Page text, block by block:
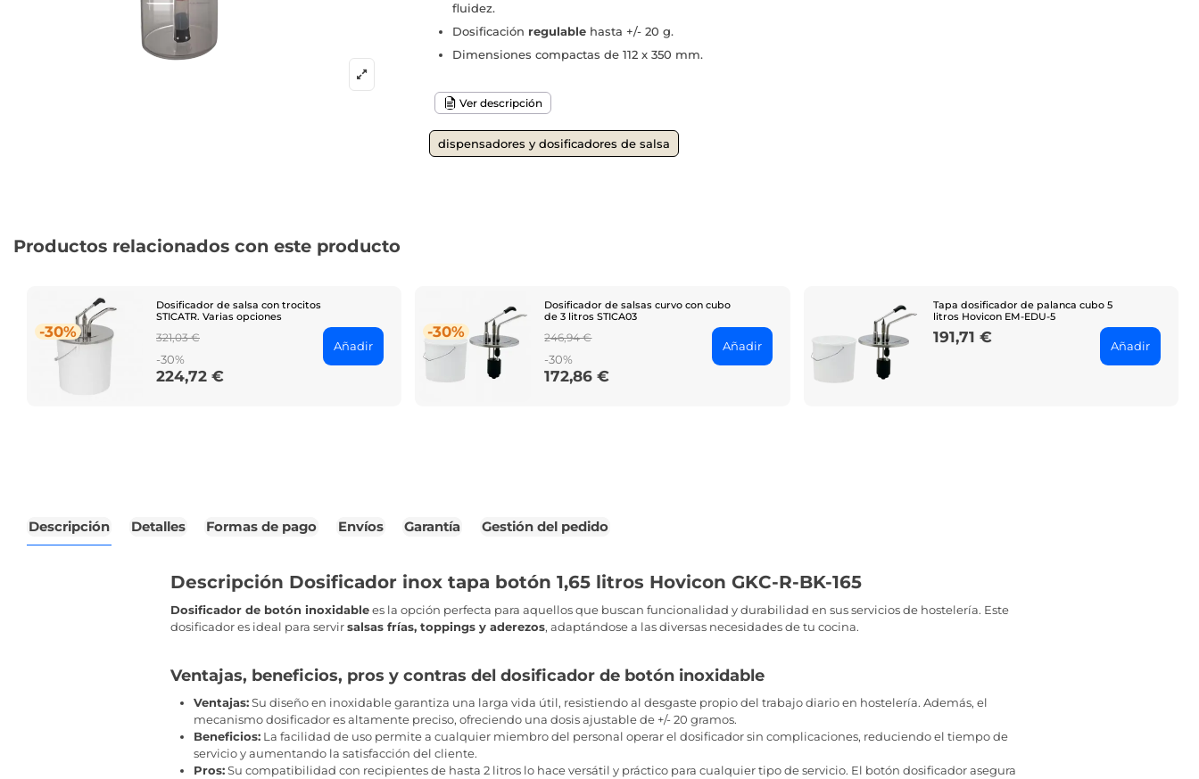
fluidez.
Dosificación regulablehasta +/- 20 g.
Dimensiones compactas de 112 x 350 mm.
Ver descripción
dispensadores y dosificadores de salsa
Productos relacionados con este producto
-30%
Dosificador de salsa con trocitos
STICATR. Varias opciones
Regular
price
321,03 €
-30%
Price
224,72 €
Añadir
-30%
Dosificador de salsas curvo con cubo
de 3 litros STICA03
Regular
price
246,94 €
-30%
Price
172,86 €
Añadir
Tapa dosificador de palanca cubo 5
litros Hovicon EM-EDU-5
Price
191,71 €
Añadir
Descripción Detalles Formas de pago Envíos Garantía Gestión del pedido
Descripción Dosificador inox tapa botón 1,65 litros Hovicon GKC-R-BK-165
Dosificador de botón inoxidablees la opción perfecta para aquellos que buscan funcionalidad y durabilidad en sus servicios de hostelería. Este
dosificador es ideal para servirsalsas frías, toppings y aderezos, adaptándose a las diversas necesidades de tu cocina.
Ventajas, beneficios, pros y contras del dosificador de botón inoxidable
Ventajas:Su diseño en inoxidable garantiza una larga vida útil, resistiendo al desgaste propio del trabajo diario en hostelería. Además, el
mecanismo dosificador es altamente preciso, ofreciendo una dosis ajustable de +/- 20 gramos.
Beneficios: La facilidad de uso permite a cualquier miembro del personal operar el dosificador sin complicaciones, reduciendo el tiempo de
servicio y aumentando la satisfacción del cliente.
Pros:Su compatibilidad con recipientes de hasta 2 litros lo hace versátil y práctico para cualquier tipo de servicio. El botón dosificador asegura